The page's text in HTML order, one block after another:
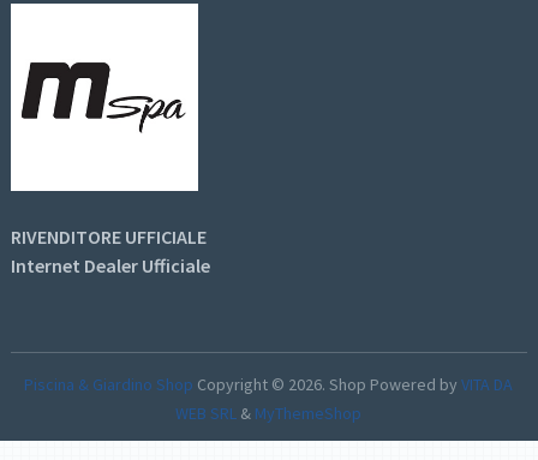
RIVENDITORE UFFICIALE
Internet Dealer Ufficiale
Piscina & Giardino Shop Copyright © 2026. Shop Powered byVITA DA
WEB SRL & MyThemeShop